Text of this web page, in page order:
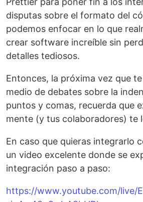
disputas sobre el formato del
podemos enfocar en lo que
crear software increíble sin
detalles tediosos.
Entonces, la próxima vez que
medio de debates sobre la
puntos y comas, recuerda que
mente (y tus colaboradores) te
En caso que quieras integrarlo
un video excelente donde se
integración paso a paso:
https://www.youtube.com/live/